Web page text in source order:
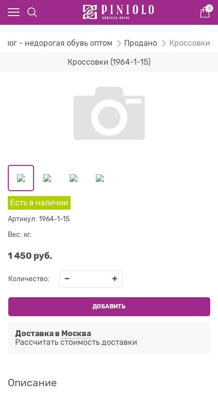
0
- недорогая обувь оптом Продано Кроссовки
Кроссовки (1964-1-15)
Есть в наличии
Артикул: 1964-1-15
Вес: кг.
1 450 руб.
Количество:
ДОБАВИТЬ
Доставка в Москва
Рассчитать стоимость доставки
Описание